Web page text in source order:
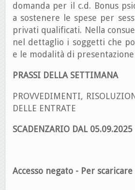
domanda per il c.d. Bonus
a sostenere le spese per
privati qualificati. Nella
nel dettaglio i soggetti che
e le modalità di
PRASSI DELLA SETTIMANA
PROVVEDIMENTI,
DELLE ENTRATE
SCADENZARIO DAL
Accesso negato - Per